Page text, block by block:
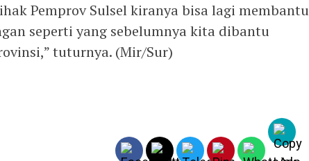
Pemprov Sulsel kiranya bisa lagi membantu
seperti yang sebelumnya kita dibantu
tuturnya. (Mir/Sur)